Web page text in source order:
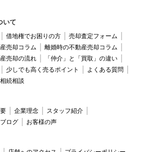
いて
借地権でお困りの方
売却査定フォーム
売却コラム
離婚時の不動産売却コラム
売却の流れ
「仲介」と「買取」の違い
少しでも高く売るポイント
よくある質問
相続相談
企業理念
スタッフ紹介
ブログ お客様の声